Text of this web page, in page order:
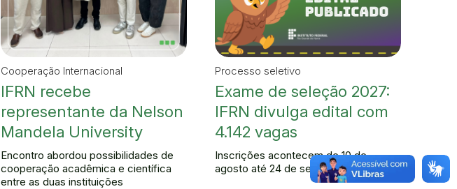
Cooperação Internacional
IFRN recebe
representante da Nelson
Mandela University
Encontro abordou possibilidades de
cooperação acadêmica e científica
entre as duas instituições
Processo seletivo
Exame de seleção 2027:
IFRN divulga edital com
4.142 vagas
Inscrições acontecem de 10 de
agosto até 24 de setembro de 2026